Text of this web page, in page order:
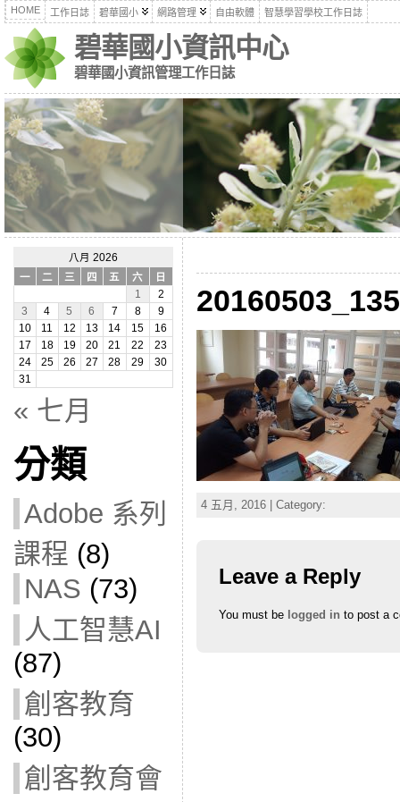
HOME 工作日誌 碧華國小 網路管理 自由軟體 智慧學習學校工作日誌
碧華國小資訊中心
碧華國小資訊管理工作日誌
八月 2026
一
二 三 四 五 六
日
1
2
3
4 5 6 7 8
9
10
11 12 13 14 15
16
17
18 19 20 21 22
23
24
25 26 27 28 29
30
31
« 七月
分類
Adobe 系列
課程 (8)
NAS (73)
人工智慧AI
(87)
創客教育
(30)
創客教育會
4 五月, 2016 | Category:
Leave a Reply
You must be logged in to post a